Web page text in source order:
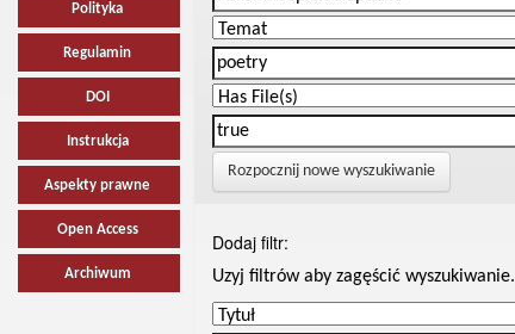
Polityka
Regulamin
DOI
Instrukcja
Aspekty prawne
Open Access
Archiwum
Rozpocznij nowe wyszukiwanie
Dodaj filtr:
Uzyj filtrów aby zagęścić wyszukiwanie.